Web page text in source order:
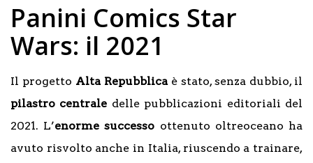
Panini Comics Star
Wars: il 2021
Il progetto Alta Repubblicaè stato, senza dubbio, il
pilastro centrale delle pubblicazioni editoriali del
2021. L’enorme successo ottenuto oltreoceano ha
avuto risvolto anche in Italia, riuscendo a trainare,